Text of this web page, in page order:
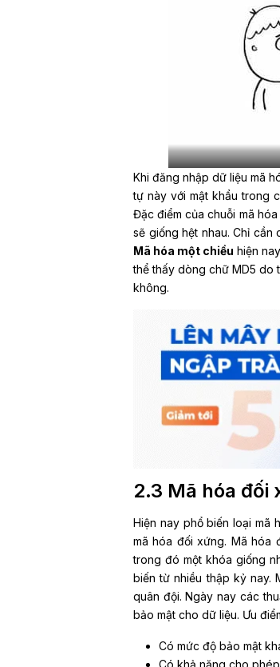
Khi đăng nhập dữ liệu mã
tự này với mật khẩu trong
Đặc điểm của chuỗi mã
sẽ giống hệt nhau. Chỉ cần
Mã hóa một chiều hiện
thể thấy dòng chữ MD5 do
không.
2.3 Mã hóa đối
Hiện nay phổ biến loại mã
mã hóa đối xứng. Mã hóa
trong đó một khóa giống
biến từ nhiều thập kỷ nay.
quân đội. Ngày nay các
bảo mật cho dữ liệu. Ưu
Có mức độ bảo mật